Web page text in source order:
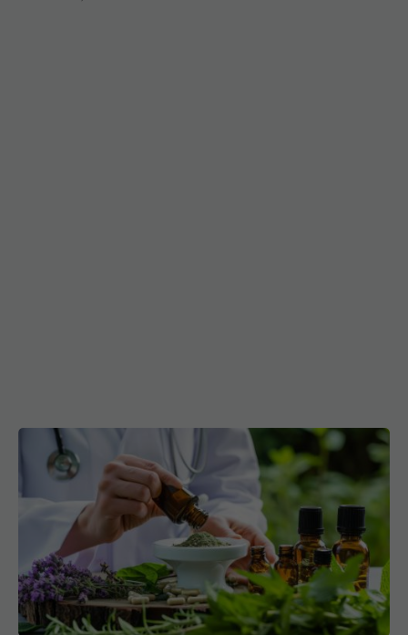
Planta care anulează efectul medicamentelor
07 mar 2026, 18:30